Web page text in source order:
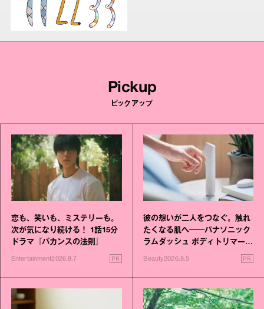
Pickup
ピックアップ
恋も、笑いも、ミステリーも。
次が気になり続ける！ 1話15分
ドラマ『バカンスの法則』
Entertainment2026.8.7 PR
彼の想いが二人をつなぐ。触れ
たくなる肌へ──パナソニック
ラムダッシュ ボディトリマーが
Beauty2026.8.5 PR